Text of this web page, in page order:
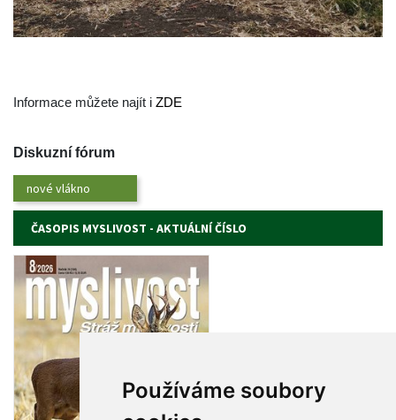
Používáme soubory
Informace můžete najít i ZDE
Diskuzní fórum
nové vlákno
ČASOPIS MYSLIVOST - AKTUÁLNÍ ČÍSLO